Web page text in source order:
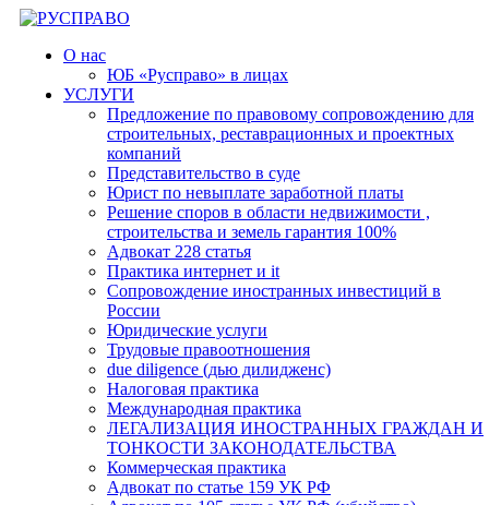
Перейти
содержимому
О нас
ЮБ «Русправо» в лицах
УСЛУГИ
Предложение по правовому сопровождению для
строительных, реставрационных и проектных
компаний
Представительство в суде
Юрист по невыплате заработной платы
Решение споров в области недвижимости ,
строительства и земель гарантия 100%
Адвокат 228 статья
Практика интернет и it
Сопровождение иностранных инвестиций в
России
Юридические услуги
Трудовые правоотношения
due diligence (дью дилидженс)
Налоговая практика
Международная практика
ЛЕГАЛИЗАЦИЯ ИНОСТРАННЫХ ГРАЖДАН И
ТОНКОСТИ ЗАКОНОДАТЕЛЬСТВА
Коммерческая практика
Адвокат по статье 159 УК РФ